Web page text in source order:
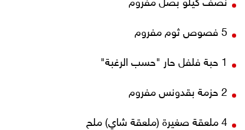
نصف كيلو بصل مفروم
5 فصوص ثوم مفروم
1 حبة فلفل حار "حسب الرغبة"
2 حزمة بقدونس مفروم
4 ملعقة صغيرة (ملعقة شاي) ملح